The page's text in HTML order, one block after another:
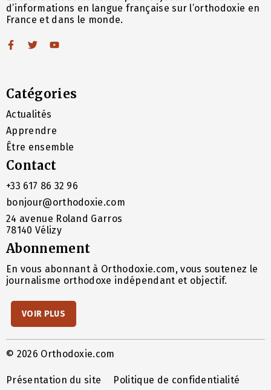
d’informations en langue française sur l’orthodoxie en
France et dans le monde.
Catégories
Actualités
Apprendre
Être ensemble
Contact
+33 617 86 32 96
bonjour@orthodoxie.com
24 avenue Roland Garros
78140 Vélizy
Abonnement
En vous abonnant à Orthodoxie.com, vous soutenez le
journalisme orthodoxe indépendant et objectif.
VOIR PLUS
© 2026 Orthodoxie.com
Présentation du site Politique de confidentialité